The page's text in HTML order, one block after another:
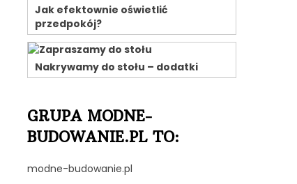
Jak efektownie oświetlić
przedpokój?
Nakrywamy do stołu – dodatki
GRUPA MODNE-
BUDOWANIE.PL TO:
modne-budowanie.pl